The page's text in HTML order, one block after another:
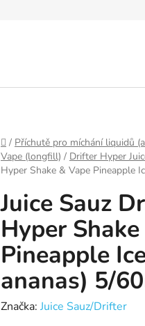
Domů
/ Příchutě pro míchání liquidů
Vape (longfill) / Drifter Hyper
Hyper Shake & Vape Pineapple
Juice Sauz
Hyper
Pineapple
ananas) 5/
Značka: Juice Sauz/Drifter